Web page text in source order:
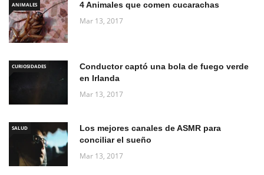
ANIMALES 4 Animales que comen cucarachas
Mar 13, 2017
CURIOSIDADES
Conductor captó una bola de fuego verde
en Irlanda
Mar 13, 2017
SALUD
Los mejores canales de ASMR para
conciliar el sueño
Mar 13, 2017